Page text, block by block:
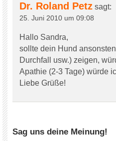
Dr. Roland Petz sagt:
25. Juni 2010 um 09:08
Hallo Sandra,
sollte dein Hund
Durchfall usw.) zeigen,
Apathie (2-3 Tage) würde
Liebe Grüße!
Sag uns deine Meinung!